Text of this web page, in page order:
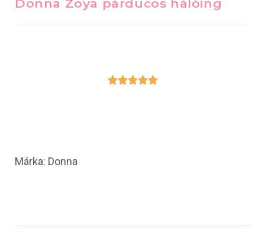
Donna Zoya párducos hálóing

Márka: Donna